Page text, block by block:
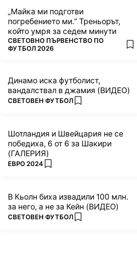
„Майка ми подготви
погребението ми.“ Треньорът,
който умря за седем минути
ПОВЕЧЕ ОТ
СВЕТОВНО ПЪРВЕНСТВО ПО
ФУТБОЛ 2026
Динамо иска футболист,
вандалствал в джамия (ВИДЕО)
ПОВЕЧЕ ОТ
СВЕТОВЕН ФУТБОЛ add favorites
Шотландия и Швейцария не се
победиха, 6 от 6 за Шакири
(ГАЛЕРИЯ)
ПОВЕЧЕ ОТ
ЕВРО 2024 add favorites
В Кьолн биха извадили 100 млн.
за него, а не за Кейн (ВИДЕО)
ПОВЕЧЕ ОТ
СВЕТОВЕН ФУТБОЛ add favorites